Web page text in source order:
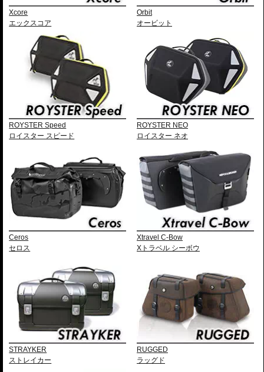
Xcore
エックスコア
Orbit
オービット
ROYSTER Speed
ロイスター スピード
ROYSTER NEO
ロイスター ネオ
Ceros
セロス
Xtravel C-Bow
Xトラベル シーボウ
STRAYKER
ストレイカー
RUGGED
ラッグド